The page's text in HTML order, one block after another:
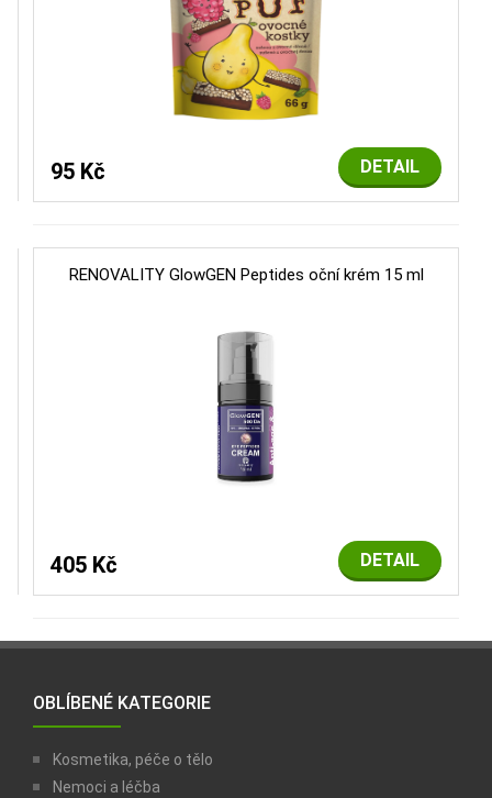
DETAIL
95 Kč
RENOVALITY GlowGEN Peptides oční krém 15 ml
DETAIL
405 Kč
OBLÍBENÉ KATEGORIE
Kosmetika, péče o tělo
Nemoci a léčba